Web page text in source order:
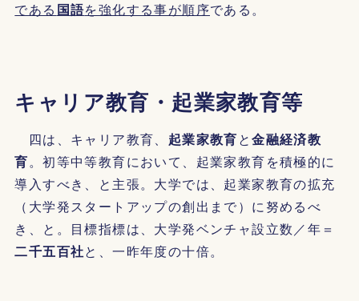
である 国語を強化する事が順序である。
キャリア教育・起業家教育等
四は、キャリア教育、 起業家教育と金融経済教
育。初等中等教育において、起業家教育を積極的に
導入すべき、と主張。大学では、起業家教育の拡充
（大学発スタートアップの創出まで）に努めるべ
き、と。目標指標は、大学発ベンチャ設立数／年＝
二千五百社と、一昨年度の十倍。